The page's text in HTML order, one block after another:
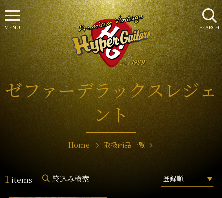
ゼファーデラックスレジェ
ント
Home 取扱商品一覧
1 items 絞込み検索
SEARCH
MENU